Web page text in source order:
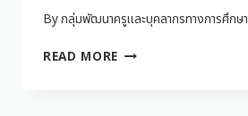
Byกลุ่มพัฒนาครูและบุคลากรทางการศึกษา
READ MORE